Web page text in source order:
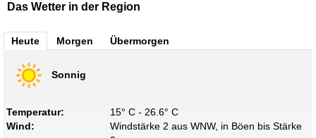
Das Wetter in der Region
Heute Morgen Übermorgen
Sonnig
Temperatur:
15° C - 26.6° C
Wind:
Windstärke 2 aus WNW, in Böen bis Stärke